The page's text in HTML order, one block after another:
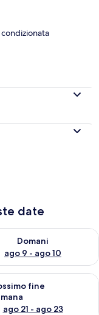
condizionata
date
8 - ago 9
Domani
ago 9 - ago 10
la disponibilità per
ago 14 -
fine
ago 21 - ago 23
la disponibilità per il